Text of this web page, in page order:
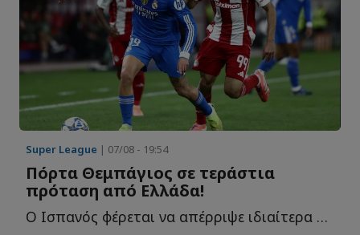
Super League | 07/08 - 19:54
Πόρτα Θεμπάγιος σε τεράστια
πρόταση από Ελλάδα!
Ο Ισπανός φέρεται να απέρριψε ιδιαίτερα υψηλή οικονομική π...